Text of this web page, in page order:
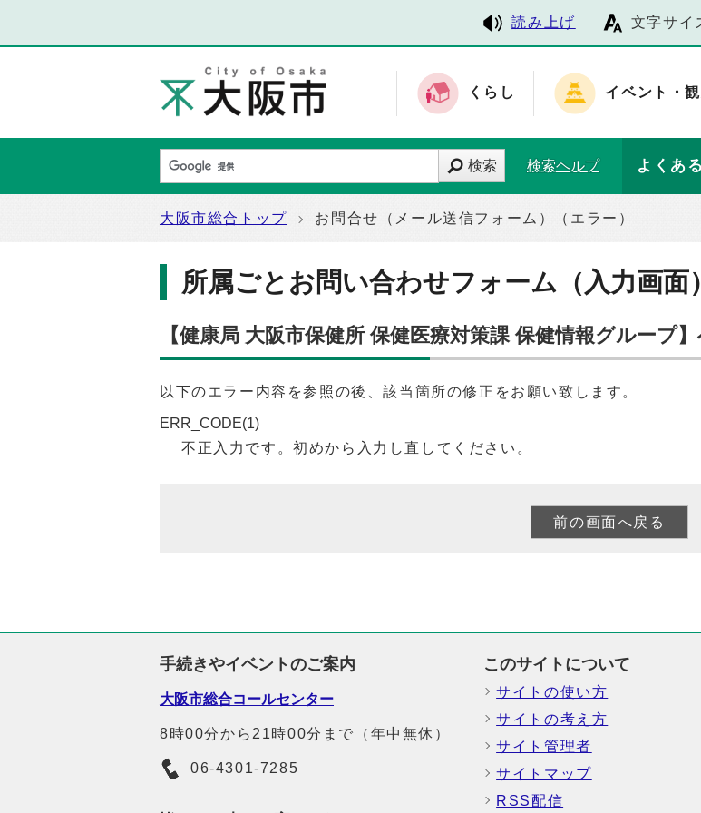
読み上げ 文字サイ
くらし イベント・
検索 検索ヘルプ よくあ
大阪市総合トップ お問合せ（メール送信フォーム）（エラー）
所属ごとお問い合わせフォーム（入力画面）
【健康局 大阪市保健所 保健医療対策課 保健情報グループ
以下のエラー内容を参照の後、該当箇所の修正をお願い致します。
ERR_CODE(1)
不正入力です。初めから入力し直してください。
手続きやイベントのご案内
大阪市総合コールセンター
8時00分から21時00分まで（年中無休）
06-4301-7285
このサイトについて
サイトの使い方
サイトの考え方
サイト管理者
サイトマップ
RSS配信